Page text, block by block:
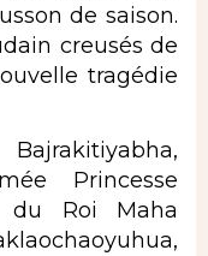
de saison.
creusés de
tragédie
Princesse
Roi Maha